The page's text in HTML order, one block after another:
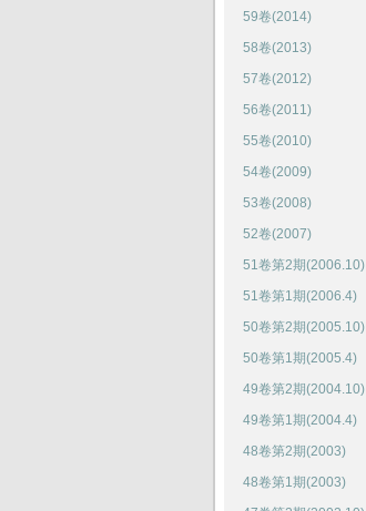
59卷(2014)
58卷(2013)
57卷(2012)
56卷(2011)
55卷(2010)
54卷(2009)
53卷(2008)
52卷(2007)
51卷第2期(2006.10)
51卷第1期(2006.4)
50卷第2期(2005.10)
50卷第1期(2005.4)
49卷第2期(2004.10)
49卷第1期(2004.4)
48卷第2期(2003)
48卷第1期(2003)